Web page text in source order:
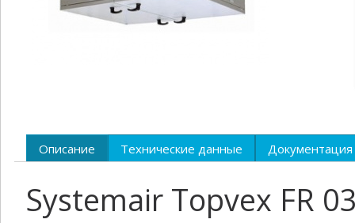
Описание Технические данные Документация
Systemair Topvex FR